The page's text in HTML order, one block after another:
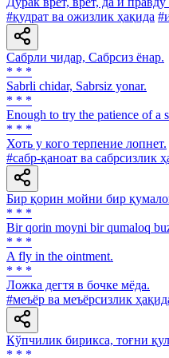
#қудрат ва ожизлик ҳақида
Сабрли чидар, Сабрсиз ёнар.
* * *
Sabrli chidar, Sabrsiz yonar.
* * *
Enough to try the patience of a
* * *
Хоть у кого терпение лопнет.
#сабр-қаноат ва сабрсизлик
Бир қорин мойни бир
* * *
Bir qorin moyni bir qumaloq
* * *
A fly in the ointment.
* * *
Ложка дегтя в бочке мёда.
#меъёр ва меъёрсизлик
Кўпчилик бирикса, тоғни
* * *